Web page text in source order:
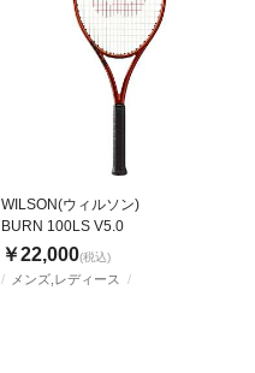
メンズ,レディース
WILSON(ウィルソン)
BURN 100LS V5.0
￥22,000(税込)